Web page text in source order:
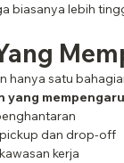
biasanya lebih
hanya satu
yang
dan drop-off
kerja